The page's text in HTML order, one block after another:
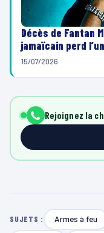
Décès de Fantan
jamaïcain perd
15/07/2026
Rejoignez la
SUJETS : Armes à feu